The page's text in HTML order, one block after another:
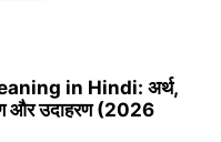
in Hindi: अर्थ,
और उदाहरण (2026